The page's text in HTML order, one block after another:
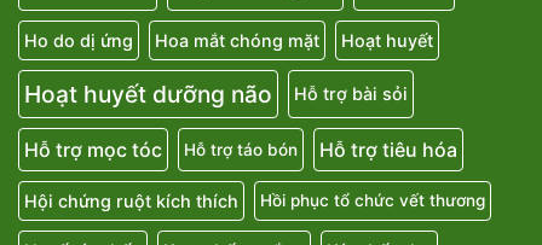
Ho do dị ứng Hoa mắt chóng mặt Hoạt huyết
Hoạt huyết dưỡng não Hỗ trợ bài sỏi
Hỗ trợ mọc tóc Hỗ trợ táo bón Hỗ trợ tiêu hóa
Hội chứng ruột kích thích Hồi phục tổ chức vết thương